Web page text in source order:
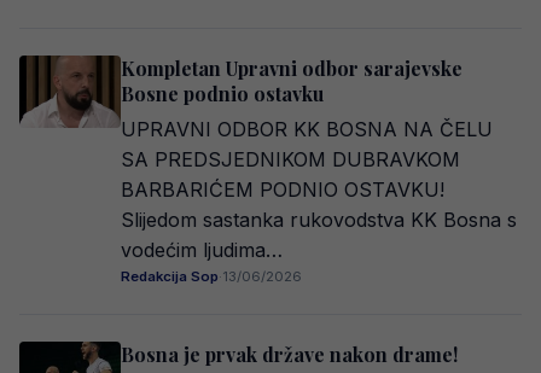
Kompletan Upravni odbor sarajevske
Bosne podnio ostavku
UPRAVNI ODBOR KK BOSNA NA ČELU
SA PREDSJEDNIKOM DUBRAVKOM
BARBARIĆEM PODNIO OSTAVKU!
Slijedom sastanka rukovodstva KK Bosna s
vodećim ljudima…
Redakcija Sop·13/06/2026
Bosna je prvak države nakon drame!